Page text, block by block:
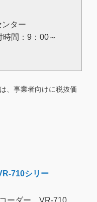
ター
間：9：00～
、事業者向けに税抜価
710シリー